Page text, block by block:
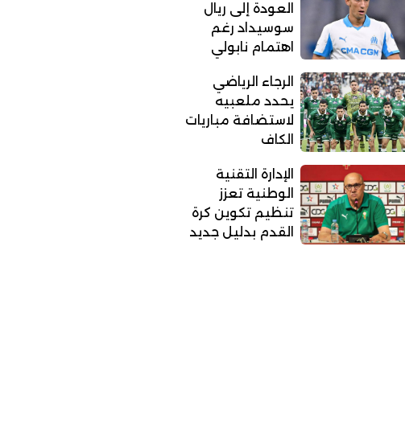
العودة إلى ريال
سوسيداد رغم
اهتمام نابولي
الرجاء الرياضي
يحدد ملعبيه
لاستضافة مباريات
الكاف
الإدارة التقنية
الوطنية تعزز
تنظيم تكوين كرة
القدم بدليل جديد